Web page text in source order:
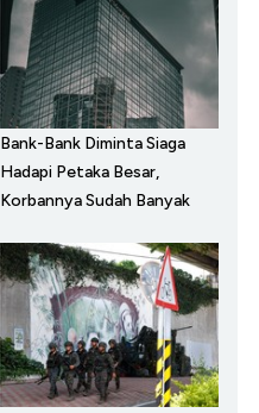
Bank-Bank Diminta Siaga
Hadapi Petaka Besar,
Korbannya Sudah Banyak